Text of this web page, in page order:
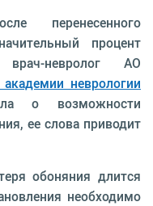
перенесенного
процент
врач-невролог АО
неврологии
о возможности
ее слова приводит
обоняния длится
необходимо